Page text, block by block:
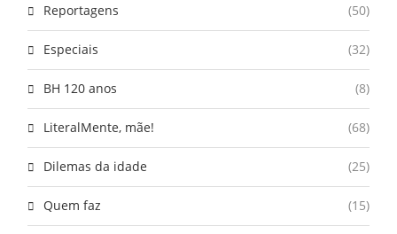
Reportagens (50)
Especiais (32)
BH 120 anos (8)
LiteralMente, mãe! (68)
Dilemas da idade (25)
Quem faz (15)